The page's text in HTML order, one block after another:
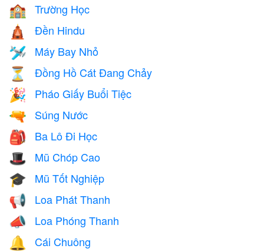
🏫 Trường Học
🛕 Đền Hindu
🛩️ Máy Bay Nhỏ
⏳ Đồng Hồ Cát Đang Chảy
🎉 Pháo Giấy Buổi Tiệc
🔫 Súng Nước
🎒 Ba Lô Đi Học
🎩 Mũ Chóp Cao
🎓 Mũ Tốt Nghiệp
📢 Loa Phát Thanh
📣 Loa Phóng Thanh
🔔 Cái Chuông